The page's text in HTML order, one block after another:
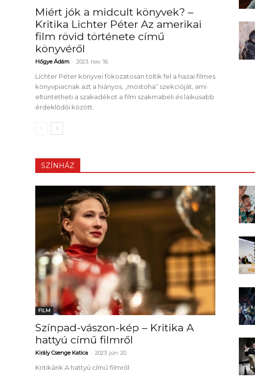
Miért jók a midcult könyvek? –
Kritika Lichter Péter Az amerikai
film rövid története című
könyvéről
Hőgye Ádám - 2023. nov. 16.
Lichter Péter könyvei fokozatosan töltik fel a hazai filmes
könyvpiacnak azt a hiányos, „mostoha” szekcióját, ami
eltüntetheti a szakadékot a film szakmabeli és laikusabb
érdeklődői között.
SZÍNHÁZ
FILM
Színpad-vászon-kép – Kritika A
hattyú című filmről
Király Csenge Katica - 2023. jún. 20.
Kritikánk A hattyú című filmről.